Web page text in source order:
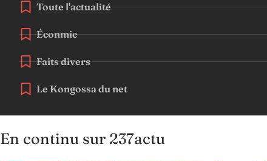
Toute l'actualité
Éconmie
Faits divers
Le Kongossa du net
En continu sur 237actu